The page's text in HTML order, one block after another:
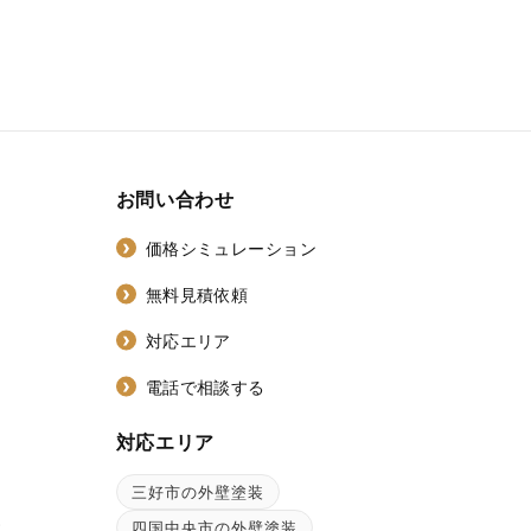
お問い合わせ
価格シミュレーション
無料見積依頼
対応エリア
電話で相談する
対応エリア
三好市の外壁塗装
四国中央市の外壁塗装